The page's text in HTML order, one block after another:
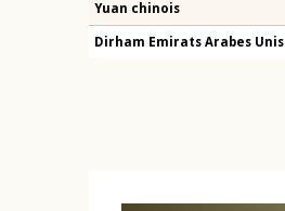
Yuan chinois
Dirham Emirats Arabes Unis